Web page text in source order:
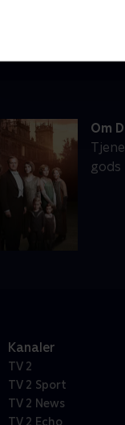
Om
gods
Kanaler
TV 2
TV 2 Sport
TV 2 News
TV 2 Echo